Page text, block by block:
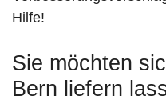
Hilfe!
Sie möchten
Bern liefern